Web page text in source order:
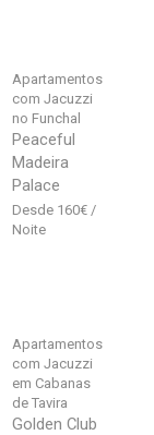
Apartamentos
com Jacuzzi
no Funchal
Peaceful
Madeira
Palace
160€
Apartamentos
com Jacuzzi
em Cabanas
de Tavira
Golden Club